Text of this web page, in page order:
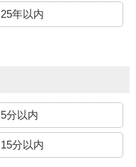
25年以内
5分以内
15分以内